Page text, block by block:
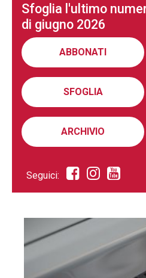
Sfoglia l'ultimo
di giugno 2026
ABBONATI
SFOGLIA
ARCHIVIO
Seguici: